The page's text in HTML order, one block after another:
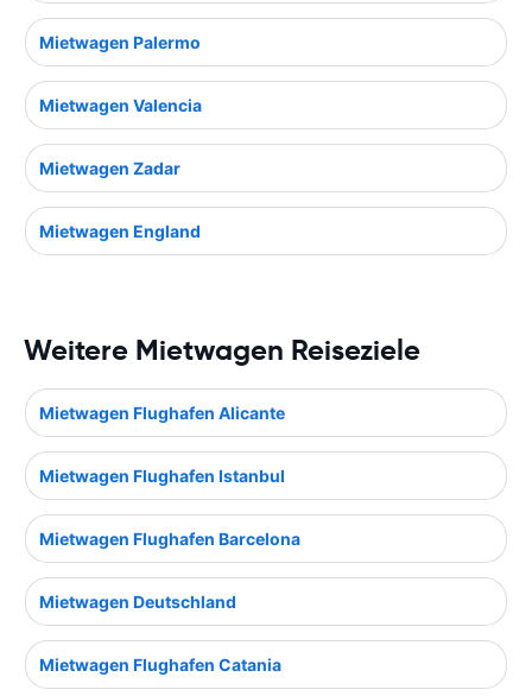
Mietwagen Palermo
Mietwagen Valencia
Mietwagen Zadar
Mietwagen England
Weitere Mietwagen Reiseziele
Mietwagen Flughafen Alicante
Mietwagen Flughafen Istanbul
Mietwagen Flughafen Barcelona
Mietwagen Deutschland
Mietwagen Flughafen Catania